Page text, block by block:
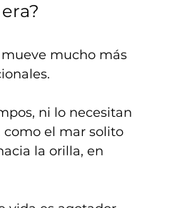
mucho más
ni lo necesitan
como el mar solito
la orilla, en